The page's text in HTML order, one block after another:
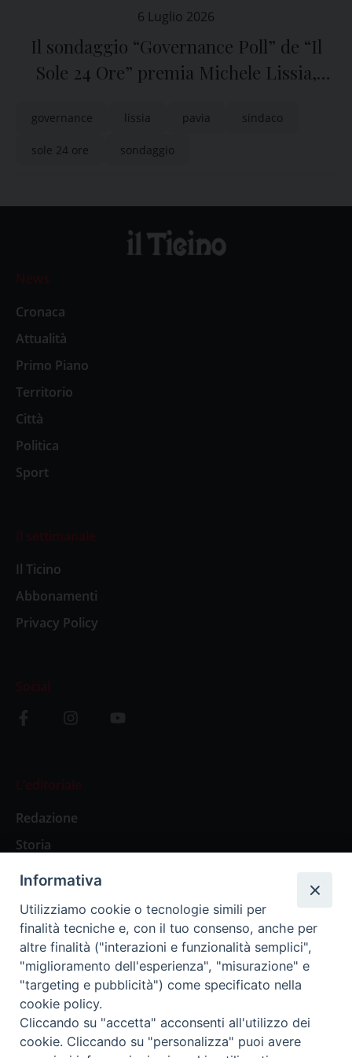
6 Luglio 2026
Il sondaggio “Governance Poll” de “Il
Sole 24 Ore” premia Michele Lissia,
governance lissia pavia sindaco
sole 24 ore sondaggio
News
Cronaca
Attualità
Primo Piano
Territorio
Città
Politica
Sport
Il settimanale
Il Ticino
Abbonamenti
Privacy Policy
Social
L’editoriale
Redazione
Storia
Abbonamenti
Abbonamento Annuale Digitale
Abbonamento Annuale Cartaceo
Abbonamento Singola Copia Digitale
Informativa
Utilizziamo cookie o tecnologie simili per
finalità tecniche e, con il tuo consenso, anche per
altre finalità ("interazioni e funzionalità semplici",
"miglioramento dell'esperienza", "misurazione" e
"targeting e pubblicità") come specificato nella
cookie policy.
Cliccando su "accetta" acconsenti all'utilizzo dei
cookie. Cliccando su "personalizza" puoi avere